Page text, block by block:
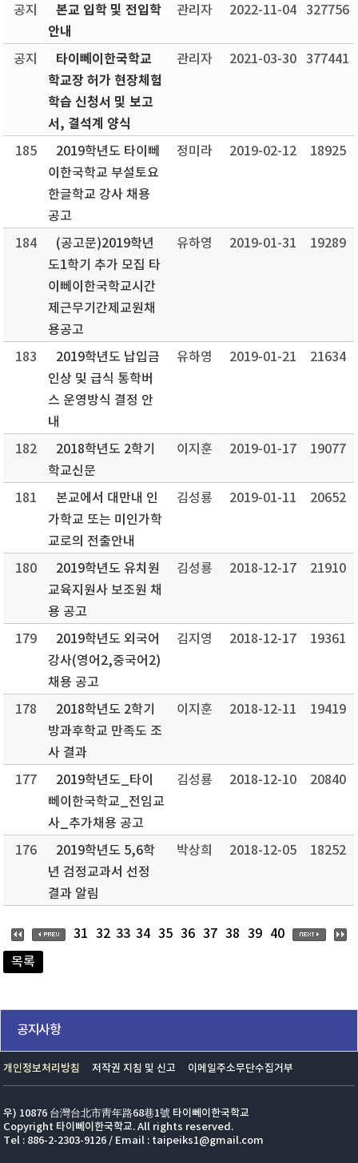
공지
본교 입학 및 전입학
안내
관리자 2022-11-04 327756
공지
타이뻬이한국학교
학교장 허가 현장체험
학습 신청서 및 보고
서, 결석계 양식
관리자 2021-03-30 377441
185
2019학년도 타이뻬
이한국학교 부설토요
한글학교 강사 채용
공고
정미라 2019-02-12 18925
184
(공고문)2019학년
도1학기 추가 모집 타
이뻬이한국학교시간
제근무기간제교원채
용공고
유하영 2019-01-31 19289
183
2019학년도 납입금
인상 및 급식 통학버
스 운영방식 결정 안
내
유하영 2019-01-21 21634
182
2018학년도 2학기
학교신문
이지훈 2019-01-17 19077
181
본교에서 대만내 인
가학교 또는 미인가학
교로의 전출안내
김성룡 2019-01-11 20652
180
2019학년도 유치원
교육지원사 보조원 채
용 공고
김성룡 2018-12-17 21910
179
2019학년도 외국어
강사(영어2,중국어2)
채용 공고
김지영 2018-12-17 19361
178
2018학년도 2학기
방과후학교 만족도 조
사 결과
이지훈 2018-12-11 19419
177
2019학년도_타이
뻬이한국학교_전임교
사_추가채용 공고
김성룡 2018-12-10 20840
176
2019학년도 5,6학
년 검정교과서 선정
결과 알림
박상희 2018-12-05 18252
31 32 33 34 35 36 37 38 39
40
목록
공지사항
개인정보처리방침 저작권 지침 및 신고 이메일주소무단수집거부
우) 10876 台灣台北市靑年路68巷1號 타이뻬이한국학교
Copyright 타이뻬이한국학교. All rights reserved.
Tel : 886-2-2303-9126 / Email : taipeiks1@gmail.com